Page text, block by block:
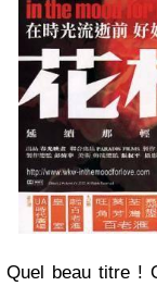
Quel beau titre !